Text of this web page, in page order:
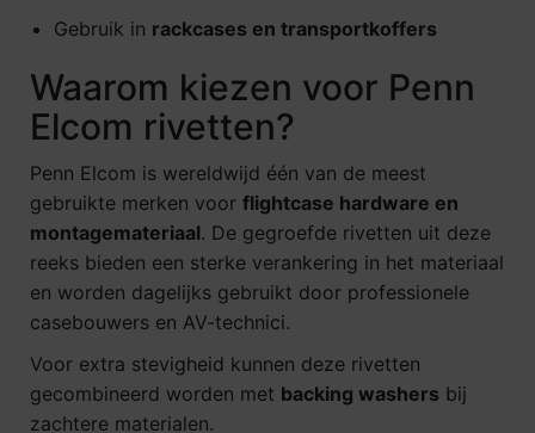
Gebruik in rackcases en transportkoffers
Waarom kiezen voor Penn
Elcom rivetten?
Penn Elcom is wereldwijd één van de meest
gebruikte merken voor flightcase hardware en
montagemateriaal. De gegroefde rivetten uit deze
reeks bieden een sterke verankering in het materiaal
en worden dagelijks gebruikt door professionele
casebouwers en AV-technici.
Voor extra stevigheid kunnen deze rivetten
gecombineerd worden met backing washers bij
zachtere materialen.